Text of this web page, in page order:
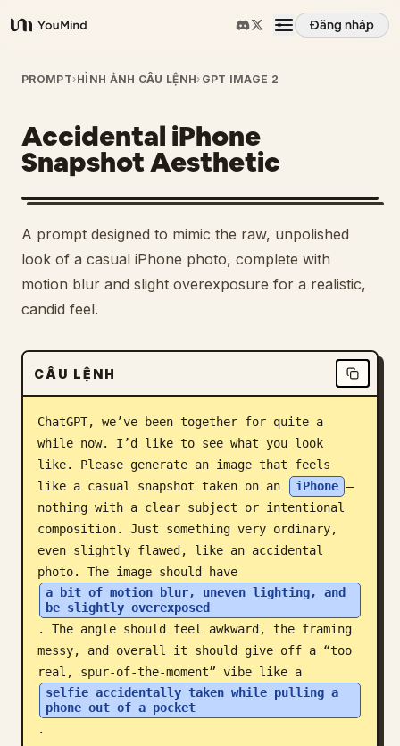
YouMind
Đăng nhập
Tổng quan
Các trường hợp sử dụng
Kỹ năng
Lời nhắc
Giá cả
Tải xuống
Blog
Cập nhật
PROMPT›HÌNH ẢNH CÂU LỆNH› GPT IMAGE 2
Accidental iPhone
Snapshot Aesthetic
A prompt designed to mimic the raw, unpolished
look of a casual iPhone photo, complete with
motion blur and slight overexposure for a realistic,
candid feel.
CÂU LỆNH
ChatGPT, we’ve been together for quite a
while now. I’d like to see what you look
like. Please generate an image that feels
like a casual snapshot taken on an
iPhone —
nothing with a clear subject or intentional
composition. Just something very ordinary,
even slightly flawed, like an accidental
photo. The image should have
a bit of motion blur, uneven lighting, and
be slightly overexposed
. The angle should feel awkward, the framing
messy, and overall it should give off a “too
real, spur-of-the-moment” vibe like a
selfie accidentally taken while pulling a
phone out of a pocket
.